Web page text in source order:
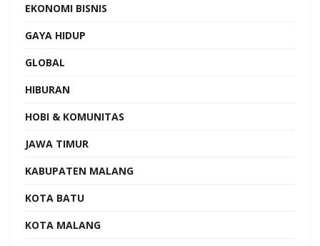
EKONOMI BISNIS
GAYA HIDUP
GLOBAL
HIBURAN
HOBI & KOMUNITAS
JAWA TIMUR
KABUPATEN MALANG
KOTA BATU
KOTA MALANG